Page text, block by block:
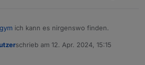
ich kann es nirgenswo finden.
sind nur als "Sätze" zu
schrieb am 12. Apr. 2024, 15:15
zuletzt editiert von